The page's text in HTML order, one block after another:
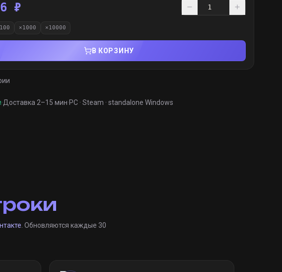
₽
100 ×1000 ×10000
В КОРЗИНУ
·Доставка 2–15 мин·PC · Steam · standalone Windows
. Обновляются каждые 30